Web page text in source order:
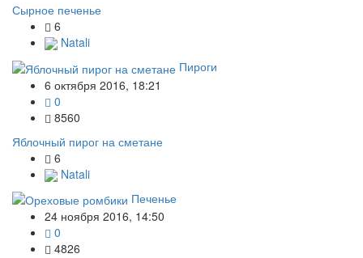
Сырное печенье
6
Natali
Пироги
6 октября 2016, 18:21
0
8560
Яблочный пирог на сметане
6
Natali
Печенье
24 ноября 2016, 14:50
0
4826